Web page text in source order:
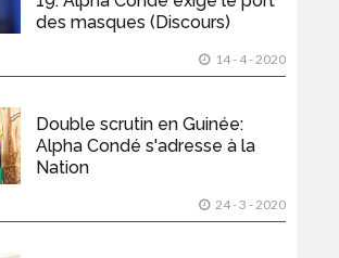
des masques (Discours)
14 - 4 - 2020
Double scrutin en Guinée:
Alpha Condé s'adresse à la
Nation
24 - 3 - 2020